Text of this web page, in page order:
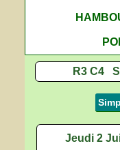
R3 C4
Jeudi 2